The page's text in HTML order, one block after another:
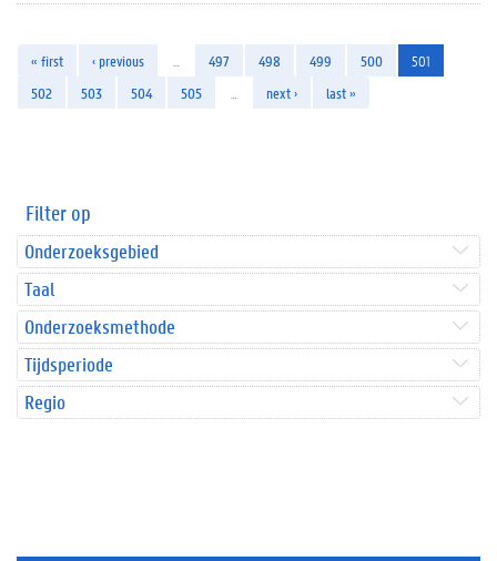
« first ‹ previous 497 498 499 500
501
502
503 504 505 next › last »
Filter op
Onderzoeksgebied
Taal
Onderzoeksmethode
Tijdsperiode
Regio